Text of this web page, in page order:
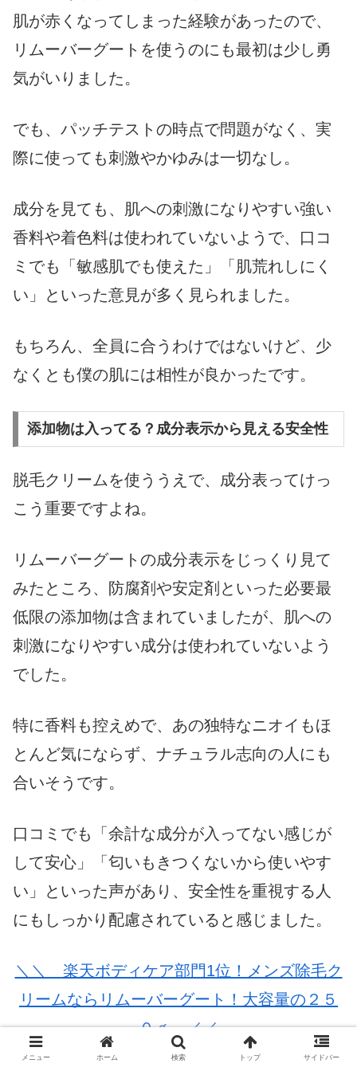
肌が赤くなってしまった経験があったので、
リムーバーグートを使うのにも最初は少し勇
気がいりました。
でも、パッチテストの時点で問題がなく、実
際に使っても刺激やかゆみは一切なし。
成分を見ても、肌への刺激になりやすい強い
香料や着色料は使われていないようで、口コ
ミでも「敏感肌でも使えた」「肌荒れしにく
い」といった意見が多く見られました。
もちろん、全員に合うわけではないけど、少
なくとも僕の肌には相性が良かったです。
添加物は入ってる？成分表示から見える安全性
脱毛クリームを使ううえで、成分表ってけっ
こう重要ですよね。
リムーバーグートの成分表示をじっくり見て
みたところ、防腐剤や安定剤といった必要最
低限の添加物は含まれていましたが、肌への
刺激になりやすい成分は使われていないよう
でした。
特に香料も控えめで、あの独特なニオイもほ
とんど気にならず、ナチュラル志向の人にも
合いそうです。
口コミでも「余計な成分が入ってない感じが
して安心」「匂いもきつくないから使いやす
い」といった声があり、安全性を重視する人
にもしっかり配慮されていると感じました。
＼＼ 楽天ボディケア部門1位！メンズ除毛ク
リームならリムーバーグート！大容量の２５
０ｇ ／／
メニュー ホーム 検索 トップ サイドバー